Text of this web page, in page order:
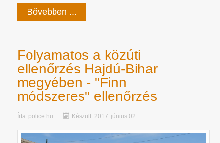
Bővebben ...
Folyamatos a közúti
ellenőrzés Hajdú-Bihar
megyében - "Finn
módszeres" ellenőrzés
Írta: police.hu Készült: 2017. június 02.